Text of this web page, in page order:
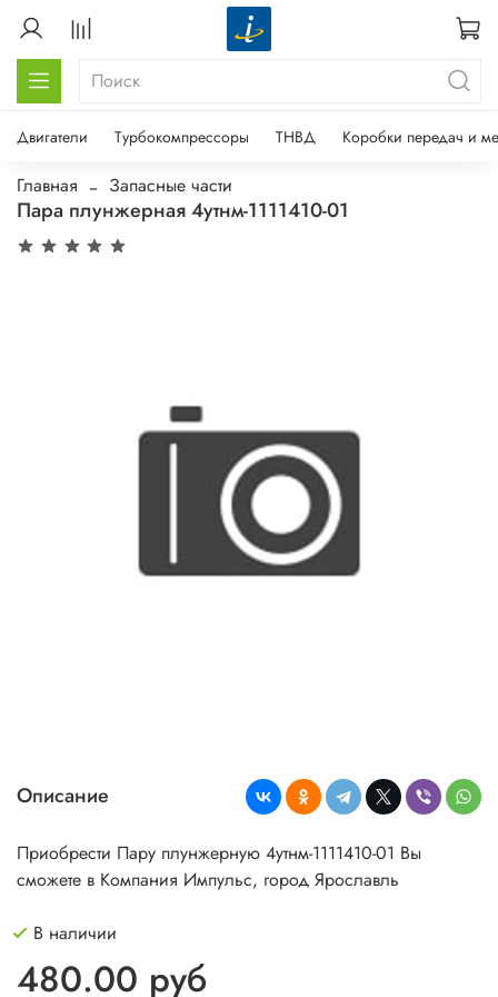
Двигатели Турбокомпрессоры ТНВД Коробки передач и
Главная Запасные части
Пара плунжерная 4утнм-1111410-01
Описание
Приобрести Пару плунжерную 4утнм-1111410-01 Вы
сможете в Компания Импульс, город Ярославль
В наличии
480.00 руб